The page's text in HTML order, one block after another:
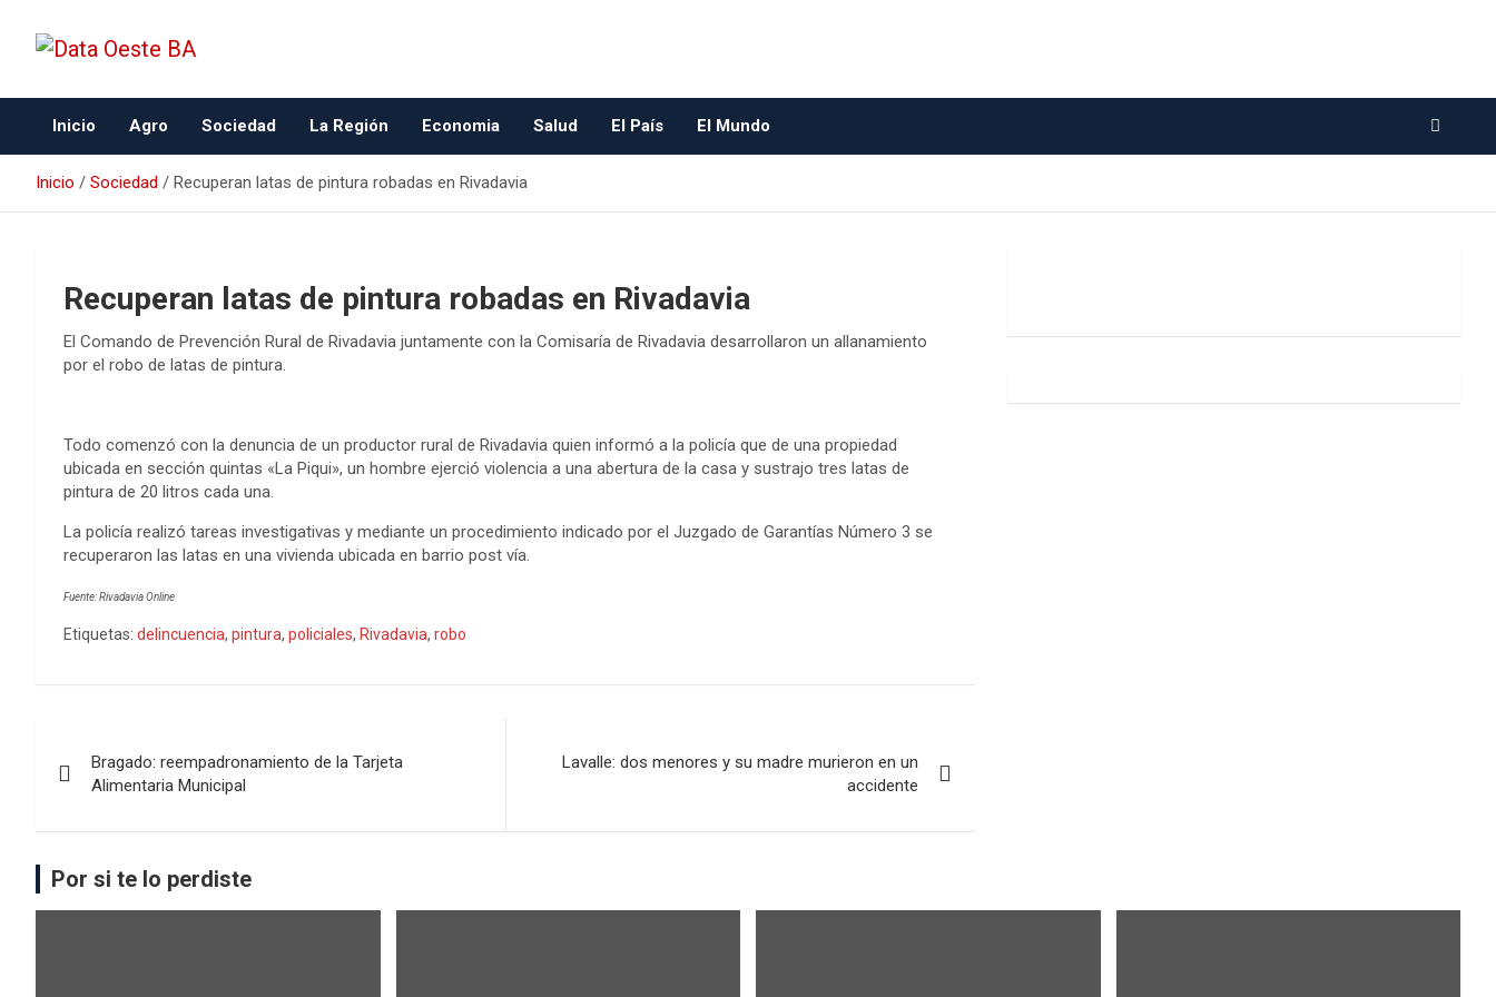
Data Oeste BA
Inicio Agro Sociedad La Región Economia Salud El País El Mundo
Inicio Sociedad Recuperan latas de pintura robadas en Rivadavia
Recuperan latas de pintura robadas en Rivadavia
El Comando de Prevención Rural de Rivadavia juntamente con la Comisaría de Rivadavia desarrollaron un allanamiento
por el robo de latas de pintura.
Todo comenzó con la denuncia de un productor rural de Rivadavia quien informó a la policía que de una propiedad
ubicada en sección quintas «La Piqui», un hombre ejerció violencia a una abertura de la casa y sustrajo tres latas de
pintura de 20 litros cada una.
La policía realizó tareas investigativas y mediante un procedimiento indicado por el Juzgado de Garantías Número 3 se
recuperaron las latas en una vivienda ubicada en barrio post vía.
Fuente: Rivadavia Online
Etiquetas: delincuencia, pintura, policiales, Rivadavia, robo
Bragado: reempadronamiento de la Tarjeta
Alimentaria Municipal
Lavalle: dos menores y su madre murieron en un
accidente
Por si te lo perdiste